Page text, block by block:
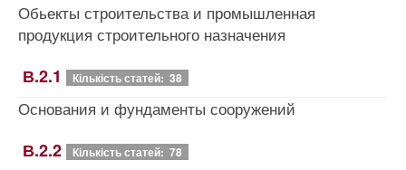
Обьекты строительства и промышленная
продукция строительного назначения
В.2.1 Кількість статей: 38
Основания и фундаменты сооружений
В.2.2 Кількість статей: 78